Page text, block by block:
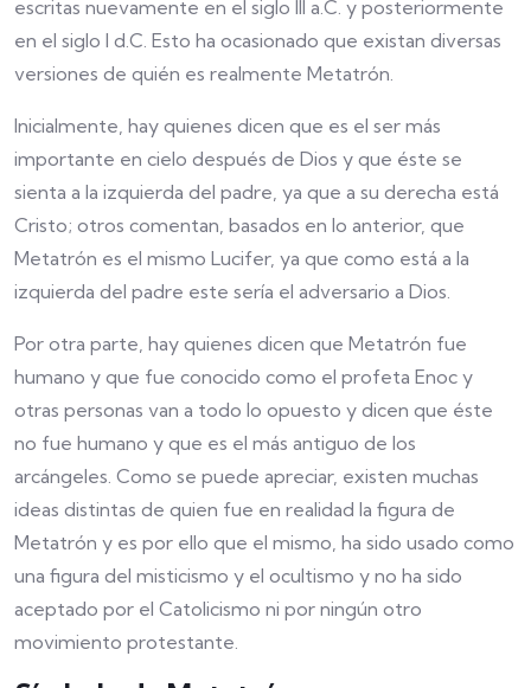
escritas nuevamente en el siglo III a.C. y posteriormente
en el siglo I d.C. Esto ha ocasionado que existan diversas
versiones de quién es realmente Metatrón.
Inicialmente, hay quienes dicen que es el ser más
importante en cielo después de Dios y que éste se
sienta a la izquierda del padre, ya que a su derecha está
Cristo; otros comentan, basados en lo anterior, que
Metatrón es el mismo Lucifer, ya que como está a la
izquierda del padre este sería el adversario a Dios.
Por otra parte, hay quienes dicen que Metatrón fue
humano y que fue conocido como el profeta Enoc y
otras personas van a todo lo opuesto y dicen que éste
no fue humano y que es el más antiguo de los
arcángeles. Como se puede apreciar, existen muchas
ideas distintas de quien fue en realidad la figura de
Metatrón y es por ello que el mismo, ha sido usado como
una figura del misticismo y el ocultismo y no ha sido
aceptado por el Catolicismo ni por ningún otro
movimiento protestante.